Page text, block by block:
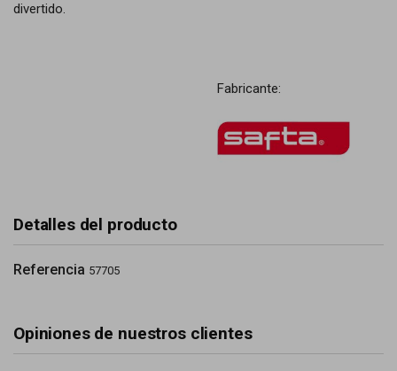
divertido.
Fabricante:
Detalles del producto
Referencia 57705
Opiniones de nuestros clientes